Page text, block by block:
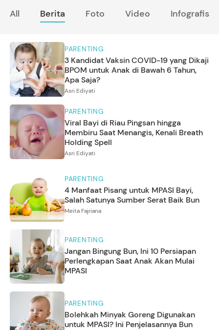
All Berita Foto Video Infografis
PARENTING
3 Kandidat Vaksin COVID-19 yang Dikaji
BPOM untuk Anak di Bawah 6 Tahun,
Apa Saja?
Asri Ediyati
PARENTING
Viral Bayi di Riau Pingsan hingga
Membiru Saat Menangis, Kenali Breath
Holding Spell
Asri Ediyati
PARENTING
4 Manfaat Pisang untuk MPASI Bayi,
Salah Satunya Sumber Serat Baik Bun
Meita Fajriana
PARENTING
Jangan Bingung Bun, Ini 10 Persiapan
Perlengkapan Saat Anak Akan Mulai
MPASI
PARENTING
Bolehkah Minyak Goreng Digunakan
untuk MPASI? Ini Penjelasannya Bun